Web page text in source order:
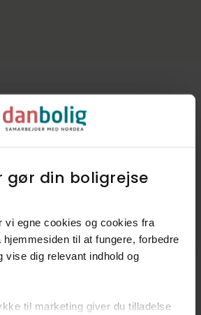
gør din boligrejse
vi egne cookies og cookies fra
til at fungere, forbedre
vise dig relevant indhold og
til marketing giver du tilladelse
tal
25,4%
0,85%